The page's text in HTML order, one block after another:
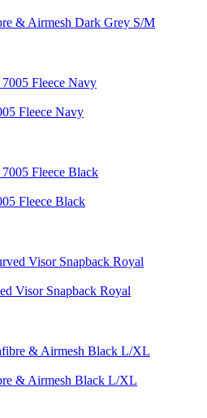
& Airmesh Dark Grey S/M
Fleece Navy
Fleece Black
Visor Snapback Royal
& Airmesh Black L/XL